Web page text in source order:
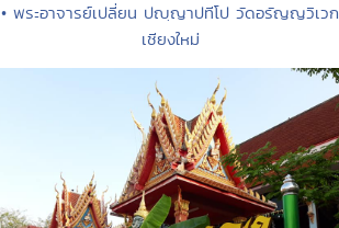
• พระอาจารย์เปลี่ยน ปญฺญาปทีโป วัดอรัญญวิเวก
เชียงใหม่